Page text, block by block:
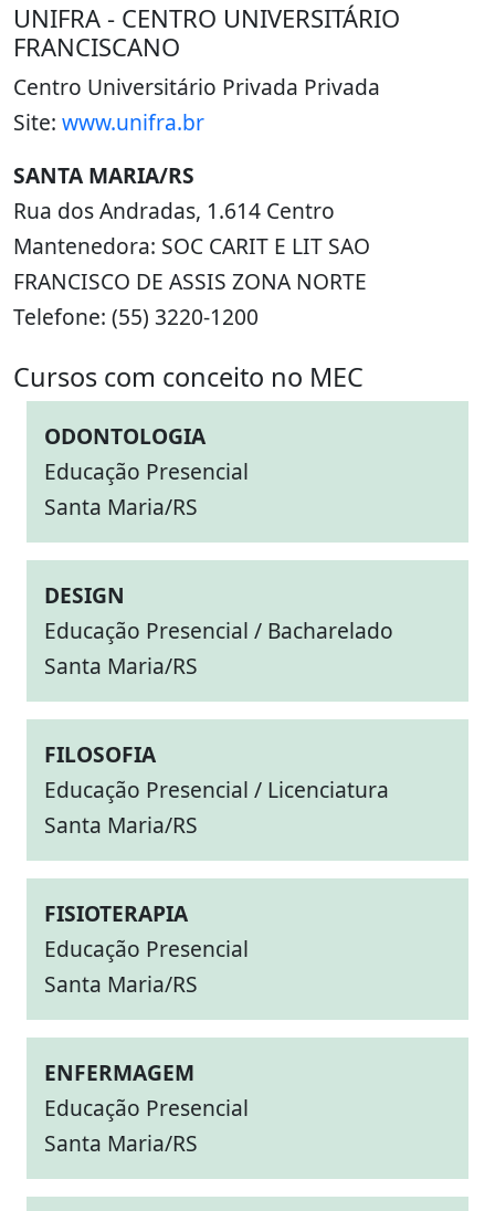
UNIFRA - CENTRO UNIVERSITÁRIO
FRANCISCANO
Centro Universitário Privada Privada
Site: www.unifra.br
SANTA MARIA/RS
Rua dos Andradas, 1.614 Centro
Mantenedora: SOC CARIT E LIT SAO
FRANCISCO DE ASSIS ZONA NORTE
Telefone: (55) 3220-1200
Cursos com conceito no MEC
ODONTOLOGIA
Educação Presencial
Santa Maria/RS
DESIGN
Educação Presencial / Bacharelado
Santa Maria/RS
FILOSOFIA
Educação Presencial / Licenciatura
Santa Maria/RS
FISIOTERAPIA
Educação Presencial
Santa Maria/RS
ENFERMAGEM
Educação Presencial
Santa Maria/RS